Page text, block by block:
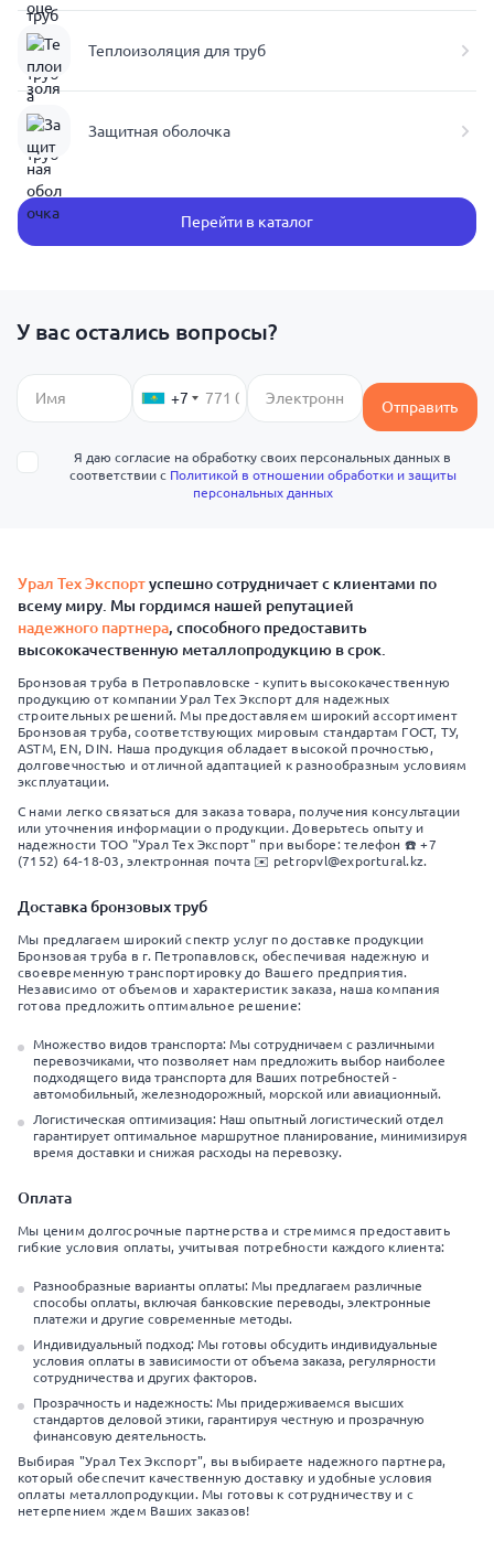
Теплоизоляция для труб
Защитная оболочка
Перейти в каталог
У вас остались вопросы?
+7 Отправить
Я даю согласие на обработку своих персональных данных в
соответствии с Политикой в отношении обработки и защиты
персональных данных
Урал Тех Экспортуспешно сотрудничает с клиентами по
всему миру. Мы гордимся нашей репутацией
надежного партнера, способного предоставить
высококачественную металлопродукцию в срок.
Бронзовая труба в Петропавловске - купить высококачественную
продукцию от компании Урал Тех Экспорт для надежных
строительных решений. Мы предоставляем широкий ассортимент
Бронзовая труба, соответствующих мировым стандартам ГОСТ, ТУ,
ASTM, EN, DIN. Наша продукция обладает высокой прочностью,
долговечностью и отличной адаптацией к разнообразным условиям
эксплуатации.
С нами легко связаться для заказа товара, получения консультации
или уточнения информации о продукции. Доверьтесь опыту и
надежности ТОО "Урал Тех Экспорт" при выборе: телефон ☎️ +7
(7152) 64-18-03, электронная почта ✉️ petropvl@exportural.kz.
Доставка бронзовых труб
Мы предлагаем широкий спектр услуг по доставке продукции
Бронзовая труба в г. Петропавловск, обеспечивая надежную и
своевременную транспортировку до Вашего предприятия.
Независимо от объемов и характеристик заказа, наша компания
готова предложить оптимальное решение:
Множество видов транспорта: Мы сотрудничаем с различными
перевозчиками, что позволяет нам предложить выбор наиболее
подходящего вида транспорта для Ваших потребностей -
автомобильный, железнодорожный, морской или авиационный.
Логистическая оптимизация: Наш опытный логистический отдел
гарантирует оптимальное маршрутное планирование, минимизируя
время доставки и снижая расходы на перевозку.
Оплата
Мы ценим долгосрочные партнерства и стремимся предоставить
гибкие условия оплаты, учитывая потребности каждого клиента:
Разнообразные варианты оплаты: Мы предлагаем различные
способы оплаты, включая банковские переводы, электронные
платежи и другие современные методы.
Индивидуальный подход: Мы готовы обсудить индивидуальные
условия оплаты в зависимости от объема заказа, регулярности
сотрудничества и других факторов.
Прозрачность и надежность: Мы придерживаемся высших
стандартов деловой этики, гарантируя честную и прозрачную
финансовую деятельность.
Выбирая "Урал Тех Экспорт", вы выбираете надежного партнера,
который обеспечит качественную доставку и удобные условия
оплаты металлопродукции. Мы готовы к сотрудничеству и с
нетерпением ждем Ваших заказов!